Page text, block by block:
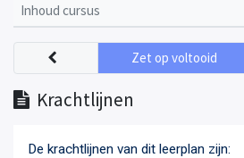
Inhoud cursus
Krachtlijnen
Zet op voltooid
De krachtlijnen van dit leerplan zijn: